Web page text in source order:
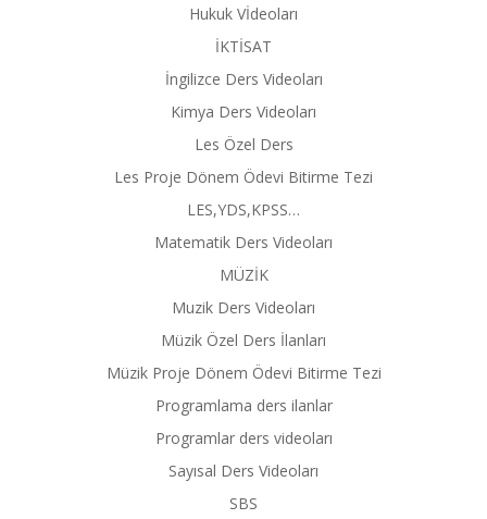
Hukuk Vİdeoları
İKTİSAT
İngilizce Ders Videoları
Kimya Ders Videoları
Les Özel Ders
Les Proje Dönem Ödevi Bitirme Tezi
LES,YDS,KPSS…
Matematik Ders Videoları
MÜZİK
Muzik Ders Videoları
Müzik Özel Ders İlanları
Müzik Proje Dönem Ödevi Bitirme Tezi
Programlama ders ilanlar
Programlar ders videoları
Sayısal Ders Videoları
SBS